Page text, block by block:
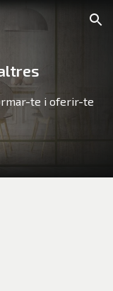
Skip to navigation
te i oferir-te